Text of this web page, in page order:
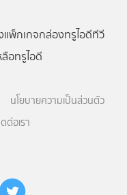
แพ็กเกจกล่องทรูไอดีทีวี
อทรูไอดี
นโยบายความเป็นส่วนตัว
ต่อเรา